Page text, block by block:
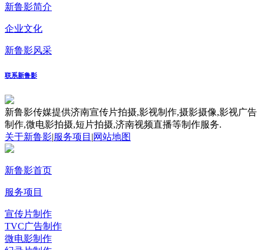
新鲁影简介
企业文化
新鲁影风采
联系新鲁影
新鲁影传媒提供济南宣传片拍摄,影视制作,摄影摄像,影视广告
制作,微电影拍摄,短片拍摄,济南视频直播等制作服务.
关于新鲁影|服务项目 |网站地图
新鲁影首页
服务项目
宣传片制作
TVC广告制作
微电影制作